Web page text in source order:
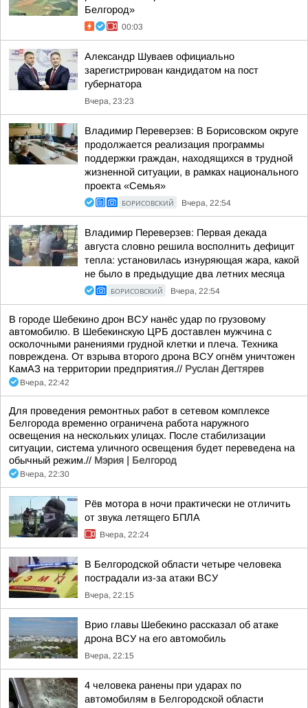
Белгород»
00:03
Александр Шуваев официально
зарегистрирован кандидатом на пост
губернатора
Вчера, 23:23
Владимир Переверзев: В Борисовском округе
продолжается реализация программы
поддержки граждан, находящихся в трудной
жизненной ситуации, в рамках национального
проекта «Семья»
БОРИСОВСКИЙ Вчера, 22:54
Владимир Переверзев: Первая декада
августа словно решила восполнить дефицит
тепла: установилась изнуряющая жара, какой
не было в предыдущие два летних месяца
БОРИСОВСКИЙ Вчера, 22:54
В городе Шебекино дрон ВСУ нанёс удар по грузовому
автомобилю. В Шебекинскую ЦРБ доставлен мужчина с
осколочными ранениями грудной клетки и плеча. Техника
повреждена. От взрыва второго дрона ВСУ огнём уничтожен
КамАЗ на территории предприятия.// Руслан Дегтярев
Вчера, 22:42
Для проведения ремонтных работ в сетевом комплексе
Белгорода временно ограничена работа наружного
освещения на нескольких улицах. После стабилизации
ситуации, система уличного освещения будет переведена на
обычный режим.// Мэрия | Белгород
Вчера, 22:30
Рёв мотора в ночи практически не отличить
от звука летящего БПЛА
Вчера, 22:24
В Белгородской области четыре человека
пострадали из-за атаки ВСУ
Вчера, 22:15
Врио главы Шебекино рассказал об атаке
дрона ВСУ на его автомобиль
Вчера, 22:15
4 человека ранены при ударах по
автомобилям в Белгородской области